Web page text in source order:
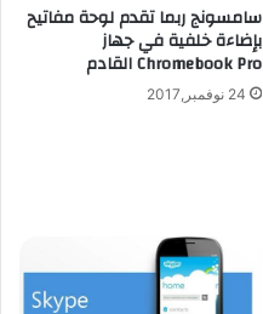
سامسونج ربما تقدم لوحة مفاتيح
بإضاءة خلفية في جهاز
Chromebook Pro القادم
24 نوفمبر,2017